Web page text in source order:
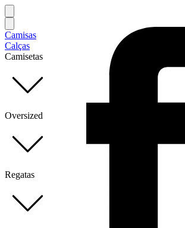
Camisas
Calças
Camisetas
Oversized
Regatas